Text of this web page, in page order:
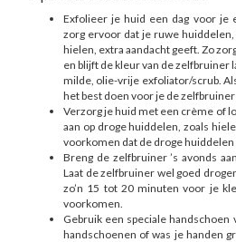
Exfolieer je huid een dag voor je
zorg ervoor dat je ruwe
hielen, extra aandacht geeft. Zo
en blijft de kleur van de zelfbruiner
milde, olie-vrije exfoliator/scrub.
het best doen voor je de
Verzorg je huid met een crème of
aan op droge huiddelen, zoals
voorkomen dat de droge
Breng de zelfbruiner ’s avonds
Laat de zelfbruiner wel goed
zo’n 15 tot 20 minuten voor je
voorkomen.
Gebruik een speciale
handschoenen of was je handen